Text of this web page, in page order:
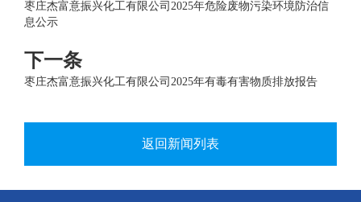
枣庄杰富意振兴化工有限公司2025年危险废物污染环境防治信
息公示
下一条
枣庄杰富意振兴化工有限公司2025年有毒有害物质排放报告
返回新闻列表